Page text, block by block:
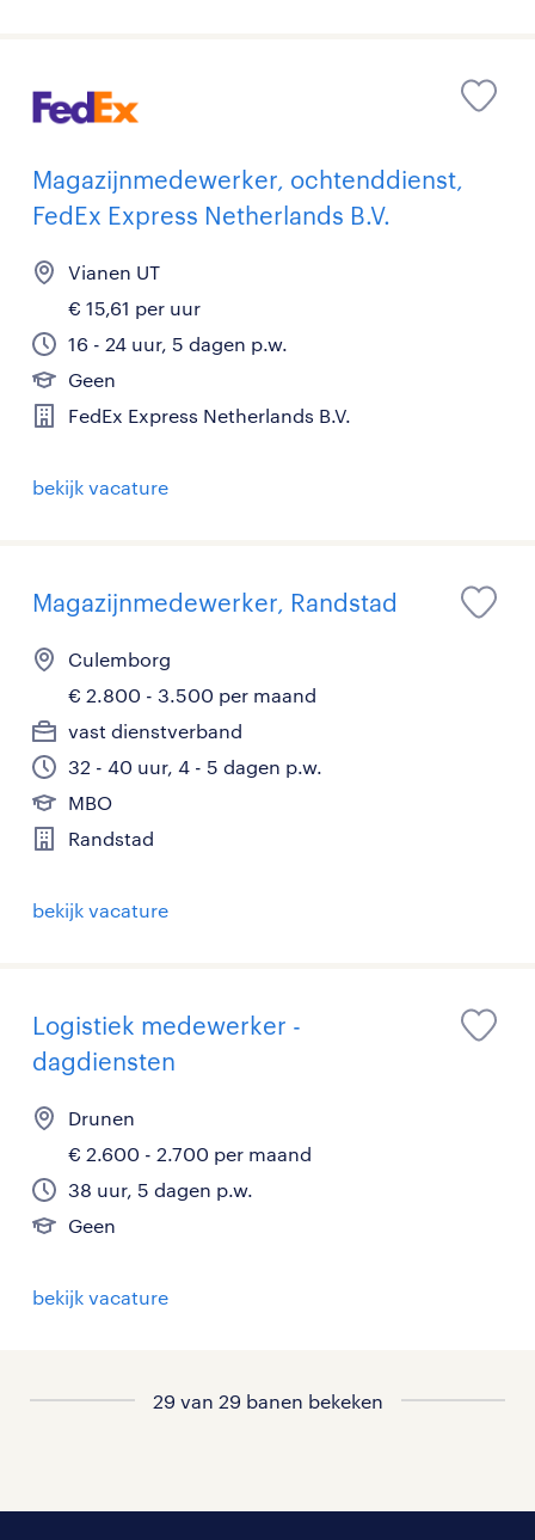
Magazijnmedewerker, ochtenddienst,
FedEx Express Netherlands B.V.
Vianen UT
€ 15,61 per uur
16 - 24 uur, 5 dagen p.w.
Geen
FedEx Express Netherlands B.V.
bekijk vacature
Magazijnmedewerker, Randstad
Culemborg
€ 2.800 - 3.500 per maand
vast dienstverband
32 - 40 uur, 4 - 5 dagen p.w.
MBO
Randstad
bekijk vacature
Logistiek medewerker -
dagdiensten
Drunen
€ 2.600 - 2.700 per maand
38 uur, 5 dagen p.w.
Geen
bekijk vacature
29 van 29 banen bekeken